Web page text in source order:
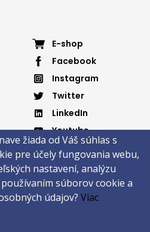
Footer
menu
4
E-shop
Facebook
Instagram
Twitter
LinkedIn
Youtube
Spotify
žiada od Váš súhlas s
pre účely fungovania webu,
nastavení, analýzu
súborov cookie a
údajov?Viac